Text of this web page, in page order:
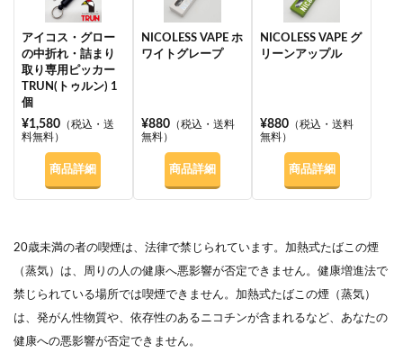
アイコス・グロー
の中折れ・詰まり
取り専用ピッカー
TRUN(トゥルン) 1
個
¥1,580 （税込・送
料無料）
商品詳細
NICOLESS VAPE ホ
ワイトグレープ
¥880（税込・送料
無料）
商品詳細
NICOLESS VAPE グ
リーンアップル
¥880 （税込・送料
無料）
商品詳細
20歳未満の者の喫煙は、法律で禁じられています。加熱式たばこの煙
（蒸気）は、周りの人の健康へ悪影響が否定できません。健康増進法で
禁じられている場所では喫煙できません。加熱式たばこの煙（蒸気）
は、発がん性物質や、依存性のあるニコチンが含まれるなど、あなたの
健康への悪影響が否定できません。